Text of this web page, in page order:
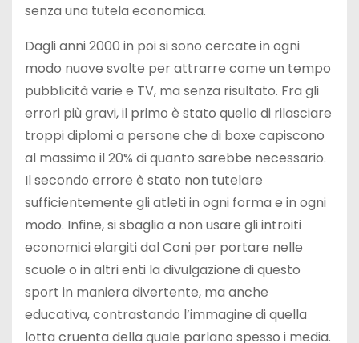
senza una tutela economica.
Dagli anni 2000 in poi si sono cercate in ogni
modo nuove svolte per attrarre come un tempo
pubblicità varie e TV, ma senza risultato. Fra gli
errori più gravi, il primo è stato quello di rilasciare
troppi diplomi a persone che di boxe capiscono
al massimo il 20% di quanto sarebbe necessario.
Il secondo errore è stato non tutelare
sufficientemente gli atleti in ogni forma e in ogni
modo. Infine, si sbaglia a non usare gli introiti
economici elargiti dal Coni per portare nelle
scuole o in altri enti la divulgazione di questo
sport in maniera divertente, ma anche
educativa, contrastando l’immagine di quella
lotta cruenta della quale parlano spesso i media.